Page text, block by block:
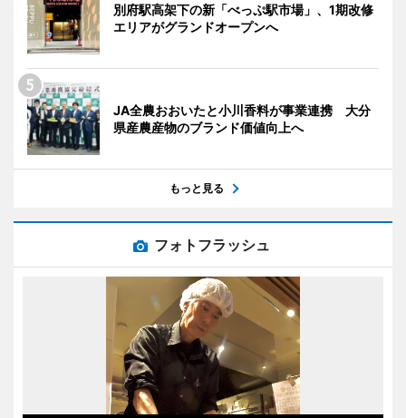
別府駅高架下の新「べっぷ駅市場」、1期改修
エリアがグランドオープンへ
JA全農おおいたと小川香料が事業連携 大分
県産農産物のブランド価値向上へ
もっと見る
フォトフラッシュ